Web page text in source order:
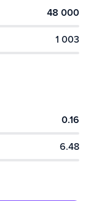
48 000
1 003
0.16
6.48